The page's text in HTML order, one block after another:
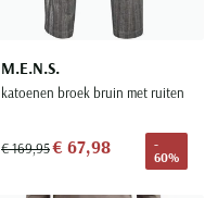
M.E.N.S.
katoenen broek bruin met ruiten
€ 169,95€ 67,98
-
60%